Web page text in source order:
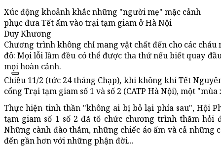
Xúc động khoảnh khắc những "người mẹ" mặc cảnh
phục đưa Tết ấm vào trại tạm giam ở Hà Nội
Duy Khương
Chương trình không chỉ mang vật chất đến cho các
đô: Mọi lỗi lầm đều có thể được tha thứ nếu biết quay
mọi hoàn cảnh.
Chiều 11/2 (tức 24 tháng Chạp), khi không khí Tết
cổng Trại tạm giam số 1 và số 2 (CATP Hà Nội), một
Thực hiện tinh thần "không ai bị bỏ lại phía sau", Hội
tạm giam số 1 số 2 đã tổ chức chương trình thăm hỏi
Những cành đào thắm, những chiếc áo ấm và cả
đến gần hơn với những phận đời...